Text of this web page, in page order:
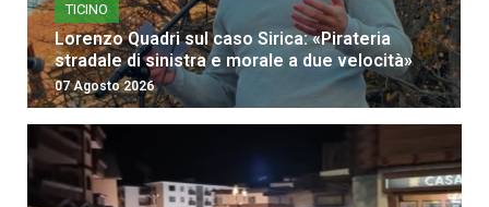
TICINO
Lorenzo Quadri sul caso Sirica: «Pirateria
stradale di sinistra e morale a due velocità»
07 Agosto 2026